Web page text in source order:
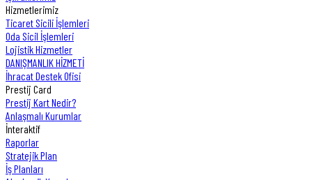
Hizmetlerimiz
Ticaret Sicili İşlemleri
Oda Sicil İşlemleri
Lojistik Hizmetler
DANIŞMANLIK HİZMETİ
İhracat Destek Ofisi
Prestij Card
Prestij Kart Nedir?
Anlaşmalı Kurumlar
İnteraktif
Raporlar
Stratejik Plan
İş Planları